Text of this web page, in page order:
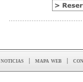
noticias | mapa web |